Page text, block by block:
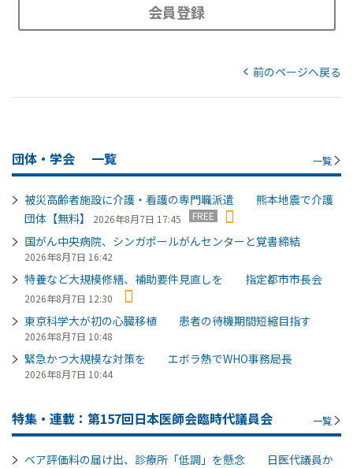
会員登録
前のページへ戻る
団体・学会 一覧 一覧
被災高齢者施設に介護・看護の専門職派遣 熊本地震で介護
団体【無料】
2026年8月7日 17:45 FREE
国がん中央病院、シンガポールがんセンターと覚書締結
2026年8月7日 16:42
特養など大規模修繕、補助要件見直しを 指定都市市長会
2026年8月7日 12:30
東京科学大が初の心臓移植 患者の待機期間短縮目指す
2026年8月7日 10:48
緊急かつ大規模な対策を エボラ熱でWHO事務局長
2026年8月7日 10:44
特集・連載：第157回日本医師会臨時代議員会 一覧
ベア評価料の届け出、診療所「低調」を懸念 日医代議員か